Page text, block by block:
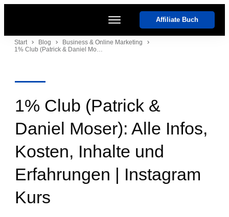
Start
Affiliate Buch
Start Blog
Business & Online Marketing
1% Club (Patrick & Daniel Moser): Alle Infos, Kosten, Inhalte und Erfahrungen | Instagram Kurs
1% Club (Patrick &
Daniel Moser): Alle Infos,
Kosten, Inhalte und
Erfahrungen | Instagram
Kurs